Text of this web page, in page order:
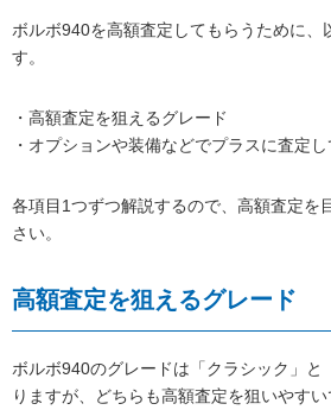
ボルボ940を高額査定してもらうために、
す。
・高額査定を狙えるグレード
・オプションや装備などでプラスに査定
各項目1つずつ解説するので、高額査定を
さい。
高額査定を狙えるグレード
ボルボ940のグレードは「クラシック」と
りますが、どちらも高額査定を狙いやすい